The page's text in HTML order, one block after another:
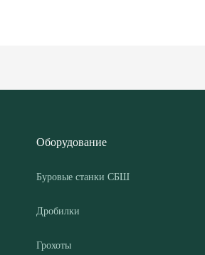
Оборудование
Буровые станки СБШ
Дробилки
Грохоты